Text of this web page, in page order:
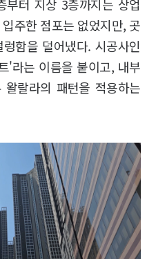
부터 지상 3층까지는 상업
주한 점포는 없었지만, 곳
함을 덜어냈다. 시공사인
'라는 이름을 붙이고, 내부
랄라의 패턴을 적용하는